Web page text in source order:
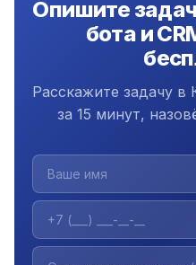
Опишите
бота и
Расскажите задачу
за 15 минут,